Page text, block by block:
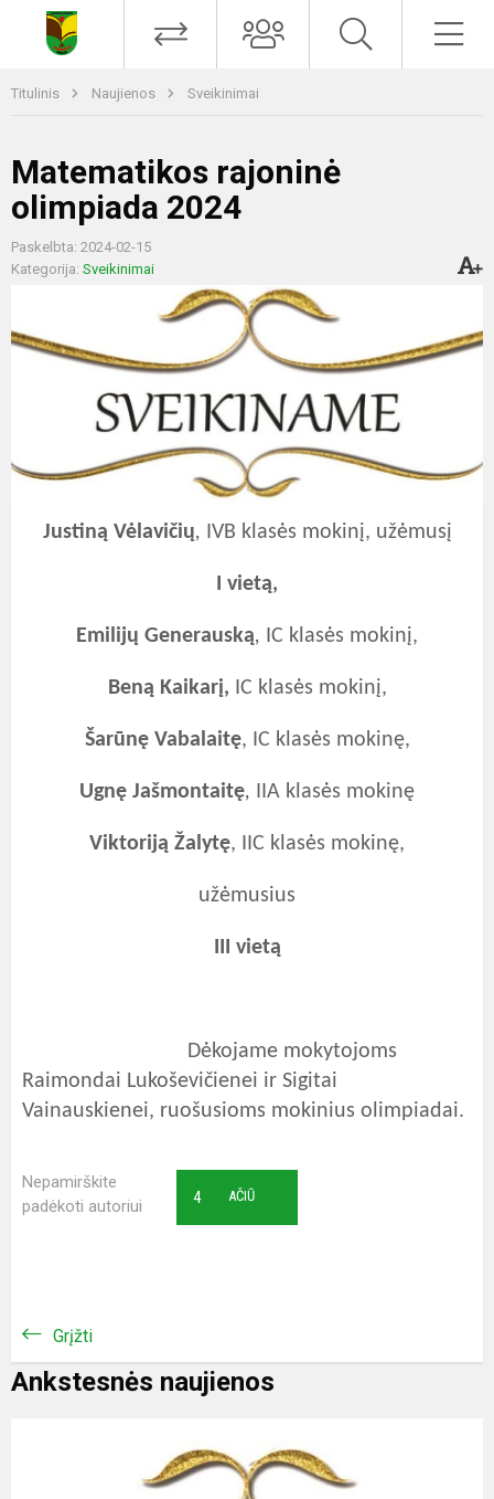
Titulinis Naujienos Sveikinimai
Matematikos rajoninė
olimpiada 2024
Paskelbta: 2024-02-15
Kategorija: Sveikinimai
Justiną Vėlavičių, IVB klasės mokinį, užėmusį
I vietą,
Emilijų Generauską, IC klasės mokinį,
Beną Kaikarį, IC klasės mokinį,
Šarūnę Vabalaitę, IC klasės mokinę,
Ugnę Jašmontaitę, IIA klasės mokinę
Viktoriją Žalytę, IIC klasės mokinę,
užėmusius
III vietą
Dėkojame mokytojoms
Raimondai Lukoševičienei ir Sigitai
Vainauskienei, ruošusioms mokinius olimpiadai.
Nepamirškite
padėkoti autoriui
AČIŪ
4
Grįžti
Ankstesnės naujienos